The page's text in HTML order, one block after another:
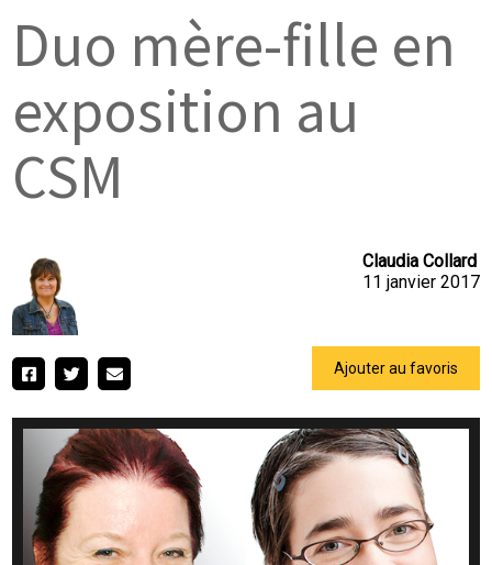
Duo mère-fille en
exposition au
CSM
Claudia Collard
11 janvier 2017
Ajouter au favoris